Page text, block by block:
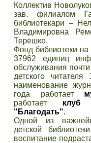
Коллектив
зав. филиалом
библиотекари –
Владимировна
Терешко.
Фонд библиотеки на
37962 единиц
обслуживания
детского
наименование
года работает
работает клуб
"Благодать".
Одной из
детской
воспитание